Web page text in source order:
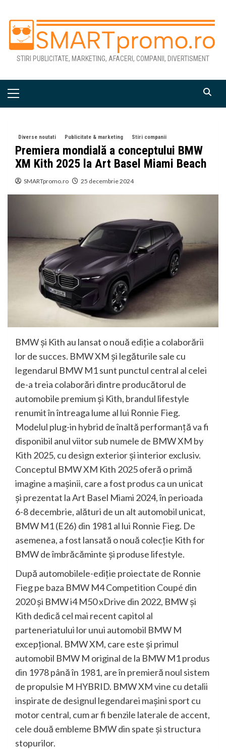
content
STIRI PUBLICITATE, MARKETING, AFACERI, COMPANII, DIVERTISMENT
Primary
Diverse noutati Publicitate & marketing Stiri companii
Premiera mondială a conceptului BMW
XM Kith 2025 la Art Basel Miami Beach
SMARTpromo.ro 25 decembrie 2024
BMW şi Kith au lansat o nouă ediţie a colaborării
lor de succes. BMW XM şi legăturile sale cu
legendarul BMW M1 sunt punctul central al celei
de-a treia colaborări dintre producătorul de
automobile premium şi Kith, brandul lifestyle
renumit în întreaga lume al lui Ronnie Fieg.
Modelul plug-in hybrid de înaltă performanţă va fi
disponibil anul viitor sub numele de BMW XM by
Kith 2025, cu design exterior şi interior exclusiv.
Conceptul BMW XM Kith 2025 oferă o primă
imagine a maşinii, care a fost produs ca un unicat
şi prezentat la Art Basel Miami 2024, în perioada
6-8 decembrie, alături de un alt automobil unicat,
BMW M1 (E26) din 1981 al lui Ronnie Fieg. De
asemenea, a fost lansată o nouă colecţie Kith for
BMW de îmbrăcăminte şi produse lifestyle.
După automobilele-ediţie proiectate de Ronnie
Fieg pe baza BMW M4 Competition Coupé din
2020 şi BMW i4 M50 xDrive din 2022, BMW şi
Kith dedică cel mai recent capitol al
parteneriatului lor unui automobil BMW M
excepţional. BMW XM, care este şi primul
automobil BMW M original de la BMW M1 produs
din 1978 până în 1981, are în premieră noul sistem
de propulsie M HYBRID. BMW XM vine cu detalii
inspirate de designul legendarei maşini sport cu
motor central, cum ar fi benzile laterale de accent,
cele două embleme BMW din spate şi structura
stopurilor.